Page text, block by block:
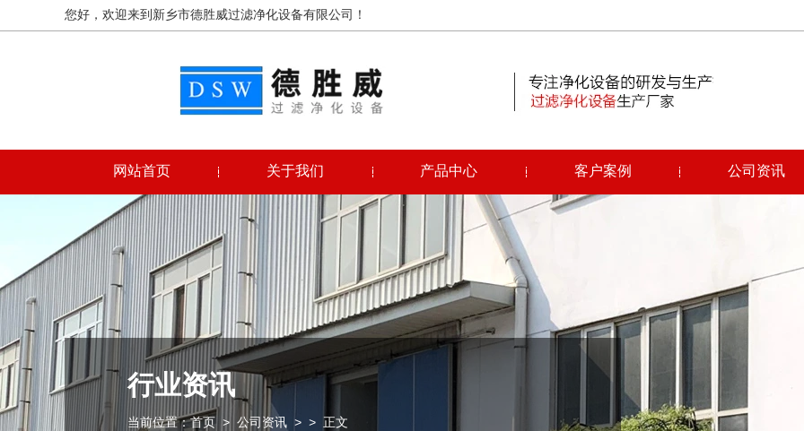
您好，欢迎来到新乡市德胜威过滤净化设备有限公司！
网站首页 关于我们 产品中心 客户案例 公司资讯
行业资讯
当前位置：首页> 公司资讯 > > 正文